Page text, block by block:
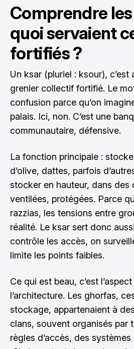
Comprendre les
quoi servaient
fortifiés ?
Un ksar (pluriel : ksour), c’est
grenier collectif fortifié. Le
confusion parce qu’on
palais. Ici, non. C’est une
communautaire, défensive.
La fonction principale :
d’olive, dattes, parfois
stocker en hauteur, dans des
ventilées, protégées. Parce
razzias, les tensions entre
réalité. Le ksar sert donc
contrôle les accès, on
limite les points faibles.
Ce qui est beau, c’est
l’architecture. Les ghorfas,
stockage, appartenaient à
clans, souvent organisés par
règles d’accès, des